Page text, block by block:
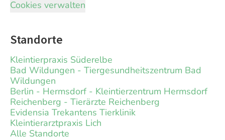
Cookies verwalten
Standorte
Kleintierpraxis Süderelbe
Bad Wildungen - Tiergesundheitszentrum Bad
Wildungen
Berlin - Hermsdorf - Kleintierzentrum Hermsdorf
Reichenberg - Tierärzte Reichenberg
Evidensia Trekantens Tierklinik
Kleintierarztpraxis Lich
Alle Standorte